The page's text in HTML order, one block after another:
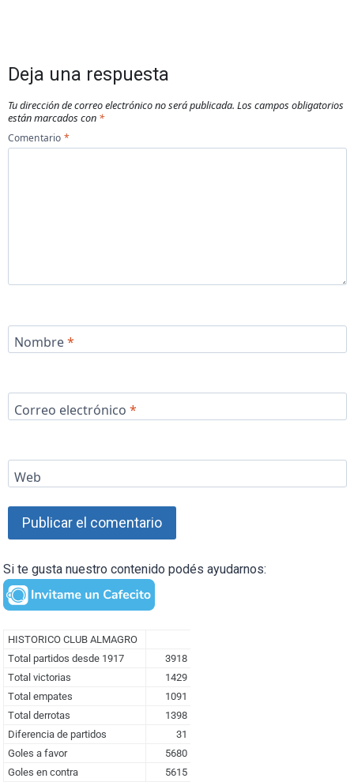
Deja una respuesta
Tu dirección de correo electrónico no será publicada. Los campos obligatorios
están marcados con *
Comentario *
Nombre*
Correo electrónico *
Web
Si te gusta nuestro contenido podés ayudarnos: